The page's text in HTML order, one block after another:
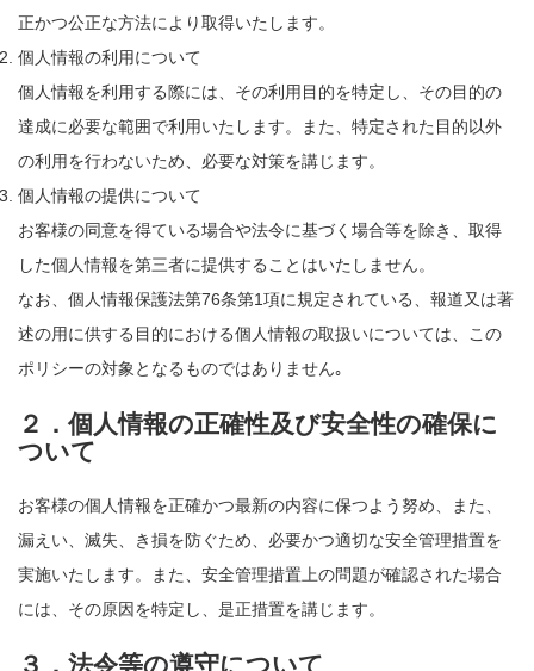
正かつ公正な方法により取得いたします。
個人情報の利用について
個人情報を利用する際には、その利用目的を特定し、その目的の
達成に必要な範囲で利用いたします。また、特定された目的以外
の利用を行わないため、必要な対策を講じます。
個人情報の提供について
お客様の同意を得ている場合や法令に基づく場合等を除き、取得
した個人情報を第三者に提供することはいたしません。
なお、個人情報保護法第76条第1項に規定されている、報道又は著
述の用に供する目的における個人情報の取扱いについては、この
ポリシーの対象となるものではありません｡
２．個人情報の正確性及び安全性の確保に
ついて
お客様の個人情報を正確かつ最新の内容に保つよう努め、また、
漏えい、滅失、き損を防ぐため、必要かつ適切な安全管理措置を
実施いたします。また、安全管理措置上の問題が確認された場合
には、その原因を特定し、是正措置を講じます。
３．法令等の遵守について